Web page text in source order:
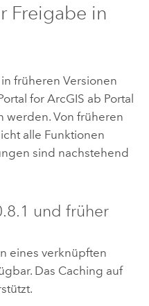
Freigabe in
früheren Versionen
for ArcGIS ab Portal
Von früheren
alle Funktionen
sind nachstehend
und früher
eines verknüpften
Das Caching auf